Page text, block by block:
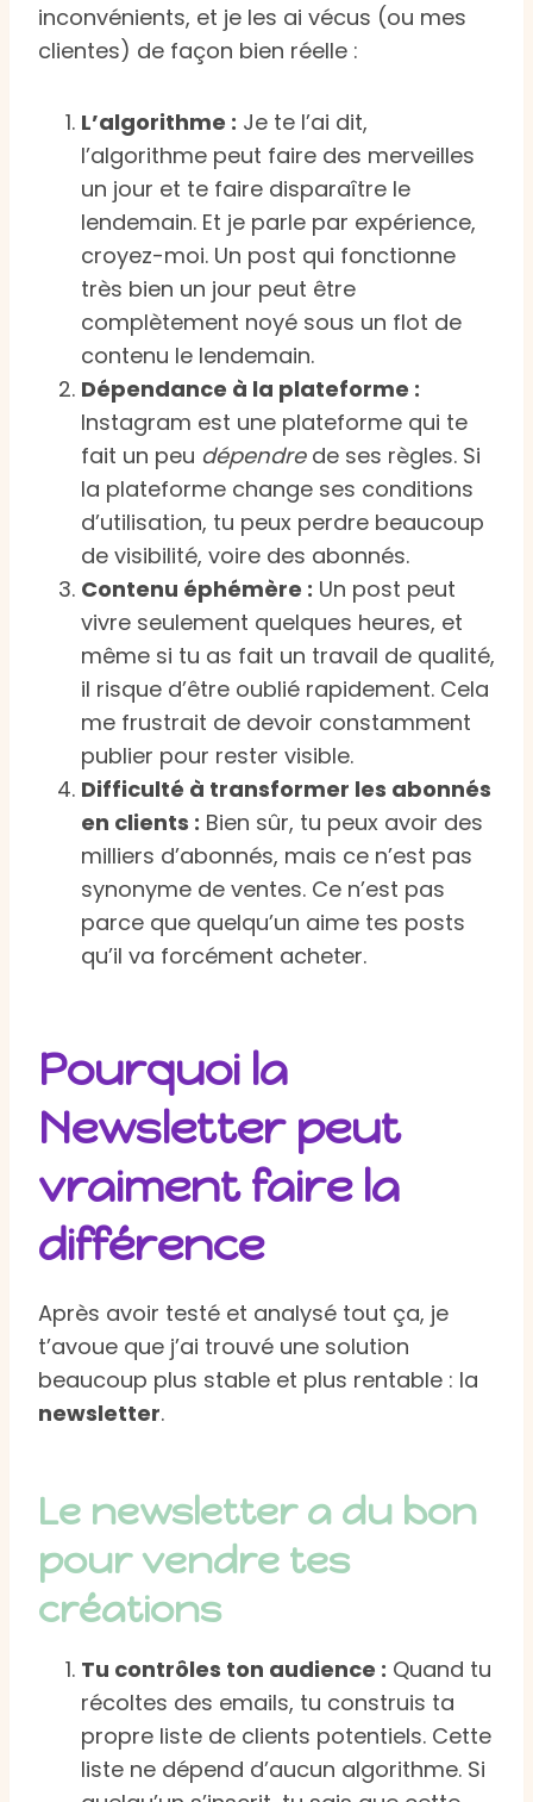
inconvénients, et je les ai vécus (ou mes
clientes) de façon bien réelle :
L’algorithme : Je te l’ai dit,
l’algorithme peut faire des merveilles
un jour et te faire disparaître le
lendemain. Et je parle par expérience,
croyez-moi. Un post qui fonctionne
très bien un jour peut être
complètement noyé sous un flot de
contenu le lendemain.
Dépendance à la plateforme :
Instagram est une plateforme qui te
fait un peu dépendrede ses règles. Si
la plateforme change ses conditions
d’utilisation, tu peux perdre beaucoup
de visibilité, voire des abonnés.
Contenu éphémère : Un post peut
vivre seulement quelques heures, et
même si tu as fait un travail de qualité,
il risque d’être oublié rapidement. Cela
me frustrait de devoir constamment
publier pour rester visible.
Difficulté à transformer les abonnés
en clients : Bien sûr, tu peux avoir des
milliers d’abonnés, mais ce n’est pas
synonyme de ventes. Ce n’est pas
parce que quelqu’un aime tes posts
qu’il va forcément acheter.
Pourquoi la
Newsletter peut
vraiment faire la
différence
Après avoir testé et analysé tout ça, je
t’avoue que j’ai trouvé une solution
beaucoup plus stable et plus rentable : la
newsletter.
Le newsletter a du bon
pour vendre tes
créations
Tu contrôles ton audience : Quand tu
récoltes des emails, tu construis ta
propre liste de clients potentiels. Cette
liste ne dépend d’aucun algorithme. Si